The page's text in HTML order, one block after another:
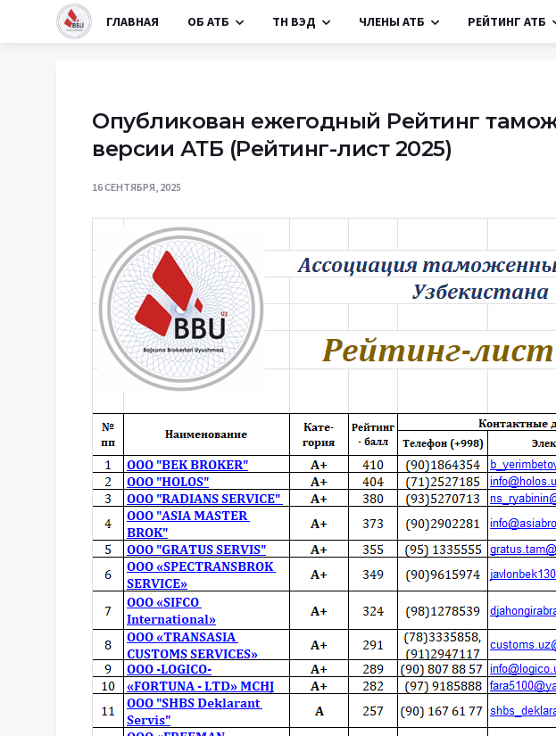
ГЛАВНАЯ ОБ АТБ ТН ВЭД ЧЛЕНЫ АТБ РЕЙТИНГ АТБ
Опубликован ежегодный Рейтинг
версии АТБ (Рейтинг-лист 2025)
16 СЕНТЯБРЯ, 2025